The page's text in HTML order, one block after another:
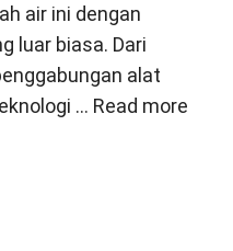
air ini dengan
luar biasa. Dari
alat
… Read more